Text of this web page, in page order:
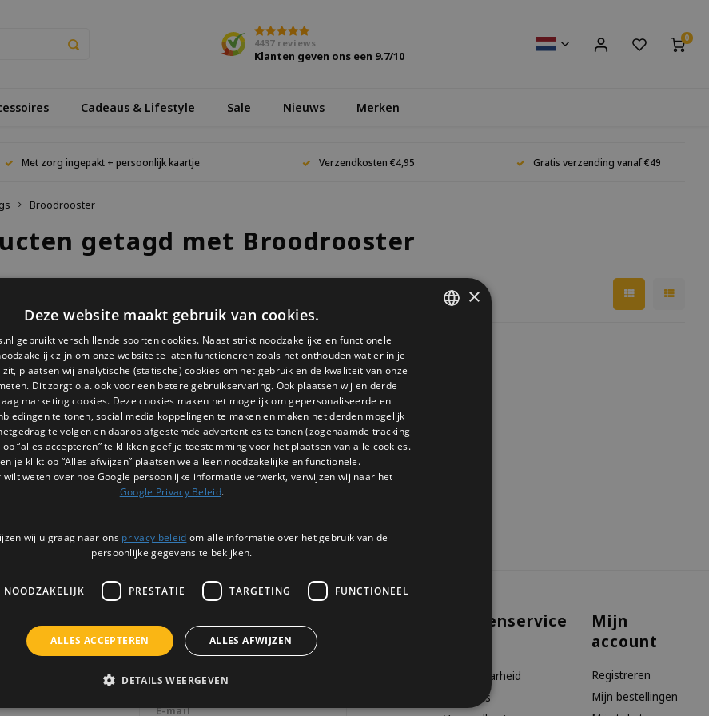
4437reviews
Klanten geven ons een 9.7/10
0
Cadeaus & Lifestyle Sale Nieuws Merken
Met zorg ingepakt + persoonlijk kaartje Verzendkosten €4,95 Gratis verzending vanaf €49
Broodrooster
getagd met Broodrooster
gevonden!...
Nieuwsbrief
Ontvang de laatste updates, nieuws en aanbiedingen
via email
Klantenservice
Bereikbaarheid
Over ons
Mijn
account
Registreren
Mijn bestellingen
×
Deze website maakt gebruik van cookies.
gebruikt verschillende soorten cookies. Naast strikt noodzakelijke en functionele
zijn om onze website te laten functioneren zoals het onthouden wat er in je
plaatsen wij analytische (statische) cookies om het gebruik en de kwaliteit van onze
Dit zorgt o.a. ook voor een betere gebruikservaring. Ook plaatsen wij en derde
marketing cookies. Deze cookies maken het mogelijk om gepersonaliseerde en
te tonen, social media koppelingen te maken en maken het derden mogelijk
te volgen en daarop afgestemde advertenties te tonen (zogenaamde tracking
“alles accepteren” te klikken geef je toestemming voor het plaatsen van alle cookies.
je klikt op “Alles afwijzen” plaatsen we alleen noodzakelijke en functionele.
wilt weten over hoe Google persoonlijke informatie verwerkt, verwijzen wij naar het
Google Privacy Beleid.
wij u graag naar ons privacy beleid om alle informatie over het gebruik van de
persoonlijke gegevens te bekijken.
NOODZAKELIJK PRESTATIE TARGETING FUNCTIONEEL
ALLES ACCEPTEREN ALLES AFWIJZEN
DETAILS WEERGEVEN